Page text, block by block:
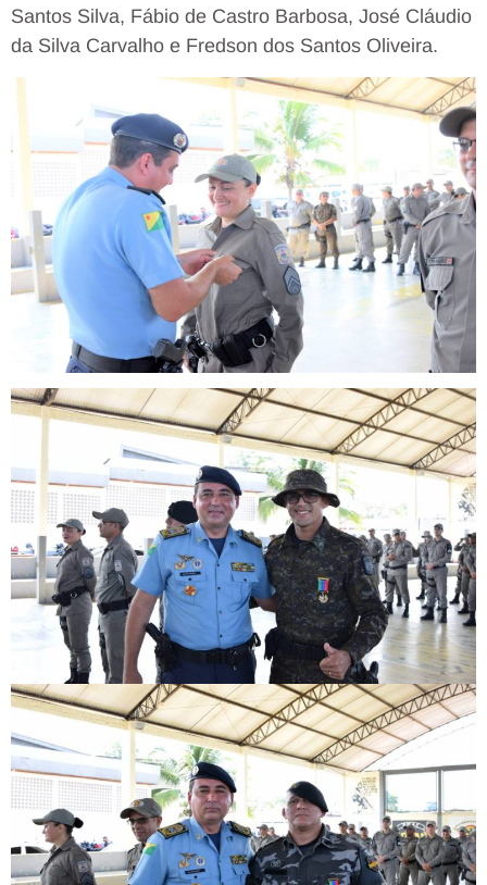
Santos Silva, Fábio de Castro Barbosa, José Cláudio
da Silva Carvalho e Fredson dos Santos Oliveira.